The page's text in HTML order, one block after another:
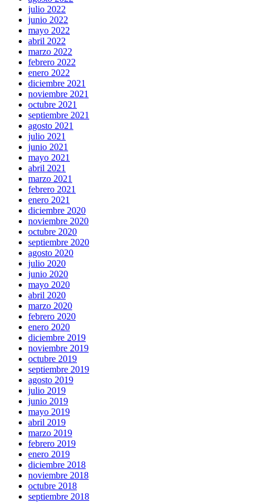
julio 2022
junio 2022
mayo 2022
abril 2022
marzo 2022
febrero 2022
enero 2022
diciembre 2021
noviembre 2021
octubre 2021
septiembre 2021
agosto 2021
julio 2021
junio 2021
mayo 2021
abril 2021
marzo 2021
febrero 2021
enero 2021
diciembre 2020
noviembre 2020
octubre 2020
septiembre 2020
agosto 2020
julio 2020
junio 2020
mayo 2020
abril 2020
marzo 2020
febrero 2020
enero 2020
diciembre 2019
noviembre 2019
octubre 2019
septiembre 2019
agosto 2019
julio 2019
junio 2019
mayo 2019
abril 2019
marzo 2019
febrero 2019
enero 2019
diciembre 2018
noviembre 2018
octubre 2018
septiembre 2018